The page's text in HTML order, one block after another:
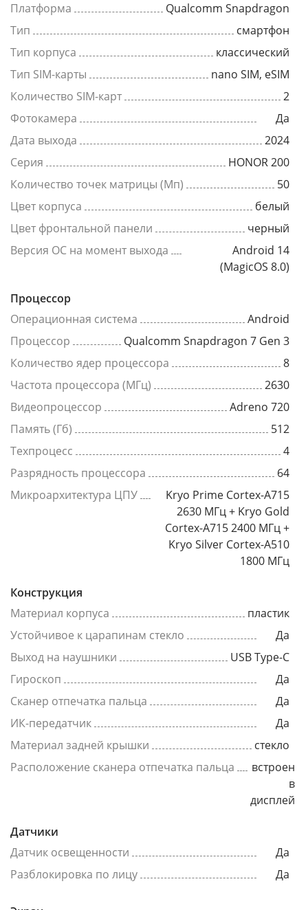
Платформа
Qualcomm Snapdragon
Тип
смартфон
Тип корпуса
классический
Тип SIM-карты
nano SIM, eSIM
Количество SIM-карт
2
Фотокамера
Да
Дата выхода
2024
Серия
HONOR 200
Количество точек матрицы (Мп)
50
Цвет корпуса
белый
Цвет фронтальной панели
черный
Версия ОС на момент выхода
Android 14
(MagicOS 8.0)
Процессор
Операционная система
Android
Процессор
Qualcomm Snapdragon 7 Gen 3
Количество ядер процессора
8
Частота процессора (МГц)
2630
Видеопроцессор
Adreno 720
Память (Гб)
512
Техпроцесс
4
Разрядность процессора
64
Микроархитектура ЦПУ
Kryo Prime Cortex-A715
2630 МГц + Kryo Gold
Cortex-A715 2400 МГц +
Kryo Silver Cortex-A510
1800 МГц
Конструкция
Материал корпуса
пластик
Устойчивое к царапинам стекло
Да
Выход на наушники
USB Type-C
Гироскоп
Да
Сканер отпечатка пальца
Да
ИК-передатчик
Да
Материал задней крышки
стекло
Расположение сканера отпечатка пальца
встроен
в
дисплей
Датчики
Датчик освещенности
Да
Разблокировка по лицу
Да